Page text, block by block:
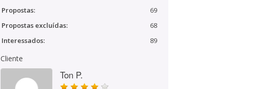
Propostas:
69
Propostas excluídas:
68
Interessados:
89
Cliente
Ton P.